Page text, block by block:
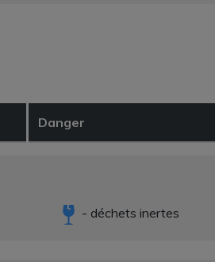
Danger
- déchets inertes